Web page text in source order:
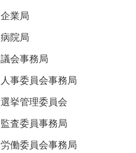
企業局
病院局
議会事務局
人事委員会事務局
選挙管理委員会
監査委員事務局
労働委員会事務局